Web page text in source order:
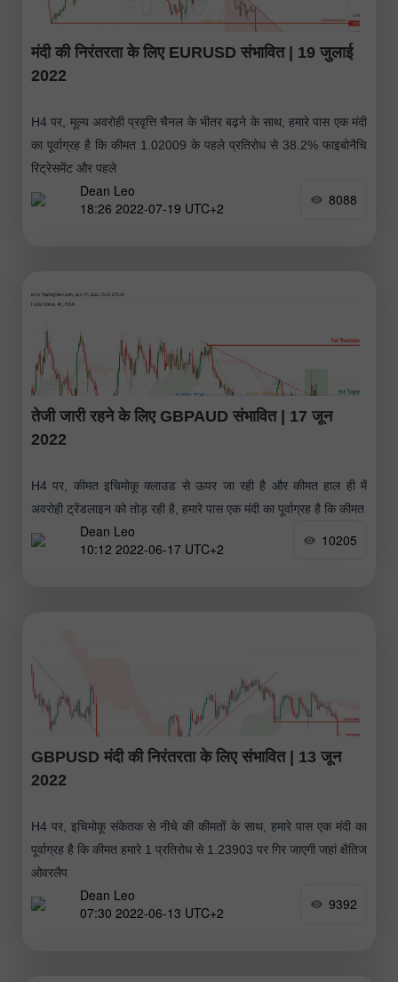
मंदी की निरंतरता के लिए EURUSD संभावित | 19 जुलाई
2022
H4 पर, मूल्य अवरोही प्रवृत्ति चैनल के भीतर बढ़ने के साथ, हमारे पास एक मंदी
का पूर्वाग्रह है कि कीमत 1.02009 के पहले प्रतिरोध से 38.2% फाइबोनैचि
रिट्रेसमेंट और पहले
Dean Leo
18:26 2022-07-19 UTC+2
8088
तेजी जारी रहने के लिए GBPAUD संभावित | 17 जून
2022
H4 पर, कीमत इचिमोकू क्लाउड से ऊपर जा रही है और कीमत हाल ही में
अवरोही ट्रेंडलाइन को तोड़ रही है, हमारे पास एक मंदी का पूर्वाग्रह है कि कीमत
Dean Leo
10:12 2022-06-17 UTC+2
10205
GBPUSD मंदी की निरंतरता के लिए संभावित | 13 जून
2022
H4 पर, इचिमोकू संकेतक से नीचे की कीमतों के साथ, हमारे पास एक मंदी का
पूर्वाग्रह है कि कीमत हमारे 1 प्रतिरोध से 1.23903 पर गिर जाएगी जहां क्षैतिज
ओवरलैप
Dean Leo
07:30 2022-06-13 UTC+2
9392